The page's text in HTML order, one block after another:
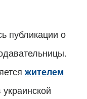
публикации о
жителем